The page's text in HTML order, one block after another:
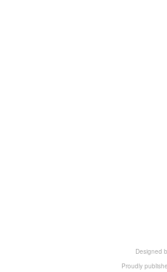
Designed
Proudly